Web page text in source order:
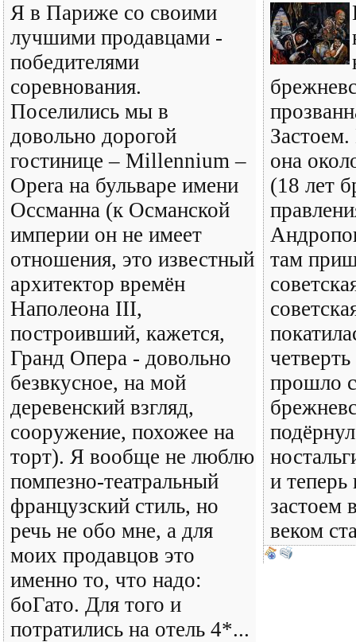
Я в Париже со своими
лучшими продавцами -
победителями
соревнования.
Поселились мы в
довольно дорогой
гостинице – Millennium –
Opera на бульваре имени
Оссманна (к Османской
империи он не имеет
отношения, это известный
архитектор времён
Наполеона III,
построивший, кажется,
Гранд Опера - довольно
безвкусное, на мой
деревенский взгляд,
сооружение, похожее на
торт). Я вообще не люблю
помпезно-театральный
французский стиль, но
речь не обо мне, а для
моих продавцов это
именно то, что надо:
боГато. Для того и
потратились на отель 4*...
она
(18 лет
там
прошло
и теперь
застоем
веком